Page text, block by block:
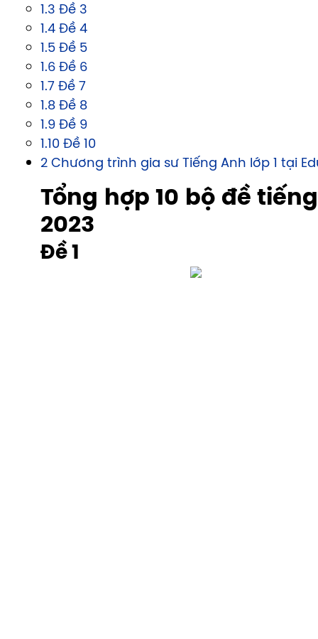
1.3 Đề 3
1.4 Đề 4
1.5 Đề 5
1.6 Đề 6
1.7 Đề 7
1.8 Đề 8
1.9 Đề 9
1.10 Đề 10
2 Chương trình gia sư Tiếng Anh lớp 1 tại
Tổng hợp 10 bộ đề
2023
Đề 1